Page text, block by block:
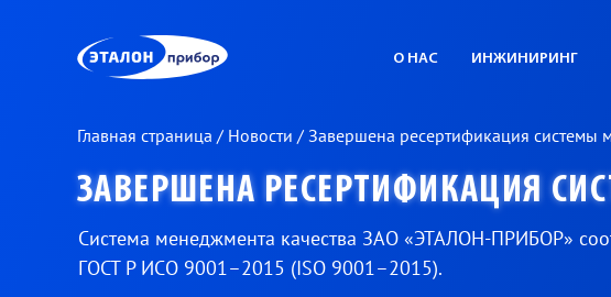
О НАС ИНЖИНИРИНГ
Главная страница / Новости / Завершена ресертификация системы
ЗАВЕРШЕНА РЕСЕРТИФИКАЦИЯ
Система менеджмента качества ЗАО «ЭТАЛОН-ПРИБОР»
ГОСТ Р ИСО 9001–2015 (ISO 9001–2015).